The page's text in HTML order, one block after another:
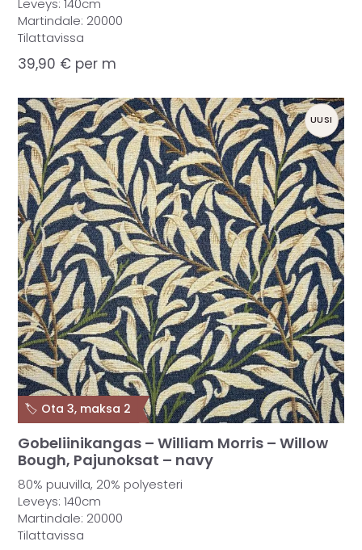
Leveys: 140cm
Martindale: 20000
Tilattavissa
39,90 € per m
Gobeliinikangas – William Morris – Willow
Bough, Pajunoksat – navy
80% puuvilla, 20% polyesteri
Leveys: 140cm
Martindale: 20000
Tilattavissa
UUSI
🏷️ Ota 3, maksa 2